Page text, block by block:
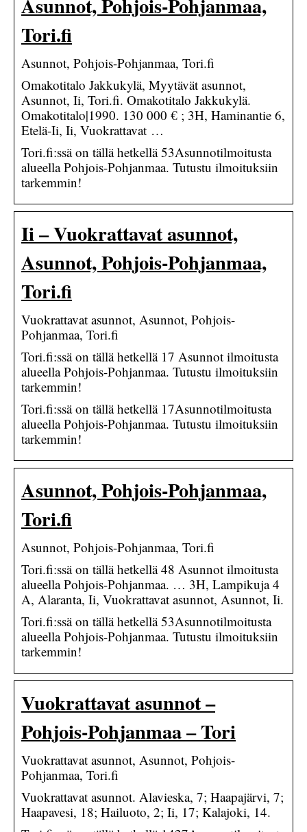
Tori.fi
Asunnot, Pohjois-Pohjanmaa, Tori.fi
Omakotitalo Jakkukylä, Myytävät asunnot,
Asunnot, Ii, Tori.fi. Omakotitalo Jakkukylä.
Omakotitalo|1990. 130 000 € ; 3H, Haminantie 6,
Etelä-Ii, Ii, Vuokrattavat …
Tori.fi:ssä on tällä hetkellä 53Asunnotilmoitusta
alueella Pohjois-Pohjanmaa. Tutustu ilmoituksiin
tarkemmin!
Ii – Vuokrattavat asunnot,
Asunnot, Pohjois-Pohjanmaa,
Tori.fi
Vuokrattavat asunnot, Asunnot, Pohjois-
Pohjanmaa, Tori.fi
Tori.fi:ssä on tällä hetkellä 17 Asunnot ilmoitusta
alueella Pohjois-Pohjanmaa. Tutustu ilmoituksiin
tarkemmin!
Tori.fi:ssä on tällä hetkellä 17Asunnotilmoitusta
alueella Pohjois-Pohjanmaa. Tutustu ilmoituksiin
tarkemmin!
Asunnot, Pohjois-Pohjanmaa,
Tori.fi
Asunnot, Pohjois-Pohjanmaa, Tori.fi
Tori.fi:ssä on tällä hetkellä 48 Asunnot ilmoitusta
alueella Pohjois-Pohjanmaa. … 3H, Lampikuja 4
A, Alaranta, Ii, Vuokrattavat asunnot, Asunnot, Ii.
Tori.fi:ssä on tällä hetkellä 53Asunnotilmoitusta
alueella Pohjois-Pohjanmaa. Tutustu ilmoituksiin
tarkemmin!
Vuokrattavat asunnot –
Pohjois-Pohjanmaa – Tori
Vuokrattavat asunnot, Asunnot, Pohjois-
Pohjanmaa, Tori.fi
Vuokrattavat asunnot. Alavieska, 7; Haapajärvi, 7;
Haapavesi, 18; Hailuoto, 2; Ii, 17; Kalajoki, 14.